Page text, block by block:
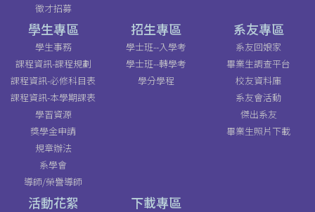
徵才招募
學生專區
學生事務
課程資訊-課程規劃
課程資訊-必修科目表
課程資訊-本學期課表
學習資源
獎學金申請
規章辦法
系學會
導師/榮譽導師
招生專區
學士班--入學考
學士班--轉學考
學分學程
系友專區
系友回娘家
畢業生調查平台
校友資料庫
系友會活動
傑出系友
畢業生照片下載
活動花絮 下載專區